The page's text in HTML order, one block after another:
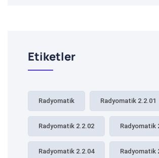
Etiketler
Radyomatik Radyomatik 2.2.01
Radyomatik 2.2.02 Radyomatik
Radyomatik 2.2.04 Radyomatik